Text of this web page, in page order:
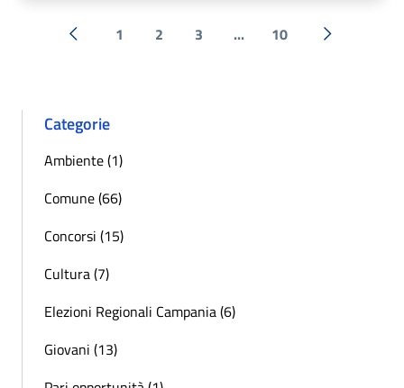
« Precedente
1 2 3 ... 10 Successiva
Categorie
Ambiente (1)
Comune (66)
Concorsi (15)
Cultura (7)
Elezioni Regionali Campania (6)
Giovani (13)